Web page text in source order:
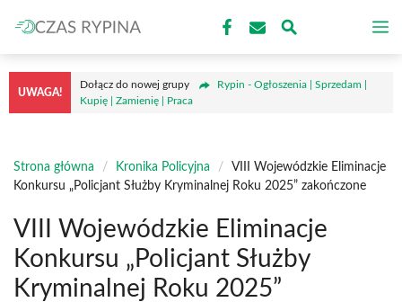
do
treści
UWAGA!
Dołącz do nowej grupy
Rypin - Ogłoszenia | Sprzedam |
Kupię | Zamienię | Praca
Strona główna / Kronika Policyjna /
VIII Wojewódzkie Eliminacje
Konkursu „Policjant Służby Kryminalnej Roku 2025” zakończone
VIII Wojewódzkie Eliminacje
Konkursu „Policjant Służby
Kryminalnej Roku 2025”